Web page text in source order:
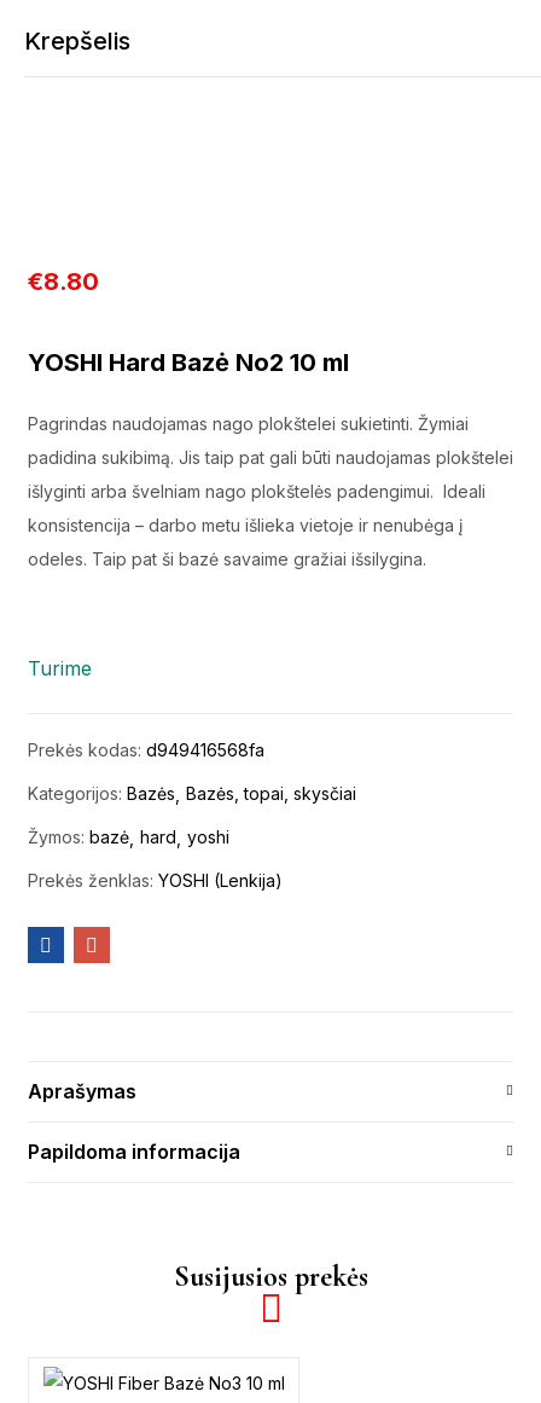
Krepšelis
€8.80
YOSHI Hard Bazė No2 10 ml
Pagrindas naudojamas nago plokštelei sukietinti. Žymiai
padidina sukibimą. Jis taip pat gali būti naudojamas plokštelei
išlyginti arba švelniam nago plokštelės padengimui. Ideali
konsistencija – darbo metu išlieka vietoje ir nenubėga į
odeles. Taip pat ši bazė savaime gražiai išsilygina.
Turime
Prekės kodas: d949416568fa
Kategorijos: Bazės Bazės, topai, skysčiai
Žymos: bazė hard yoshi
Prekės ženklas: YOSHI (Lenkija)
Aprašymas
Papildoma informacija
Susijusios prekės